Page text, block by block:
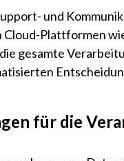
und
Plattformen
gesamte
für die